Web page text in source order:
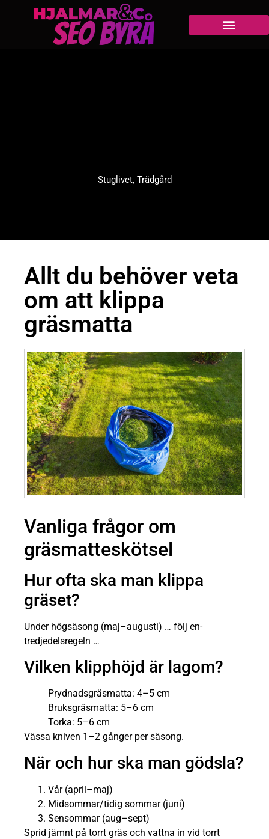
Stuglivet, Trädgård
Allt du behöver veta
om att klippa
gräsmatta
Vanliga frågor om
gräsmatteskötsel
Hur ofta ska man klippa
gräset?
Under högsäsong (maj–augusti) … följ en-
tredjedelsregeln …
Vilken klipphöjd är lagom?
Prydnadsgräsmatta: 4–5 cm
Bruksgräsmatta: 5–6 cm
Torka: 5–6 cm
Vässa kniven 1–2 gånger per säsong.
När och hur ska man gödsla?
Vår (april–maj)
Midsommar/tidig sommar (juni)
Sensommar (aug–sept)
Sprid jämnt på torrt gräs och vattna in vid torrt